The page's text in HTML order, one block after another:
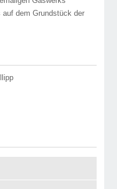
dem Grundstück der